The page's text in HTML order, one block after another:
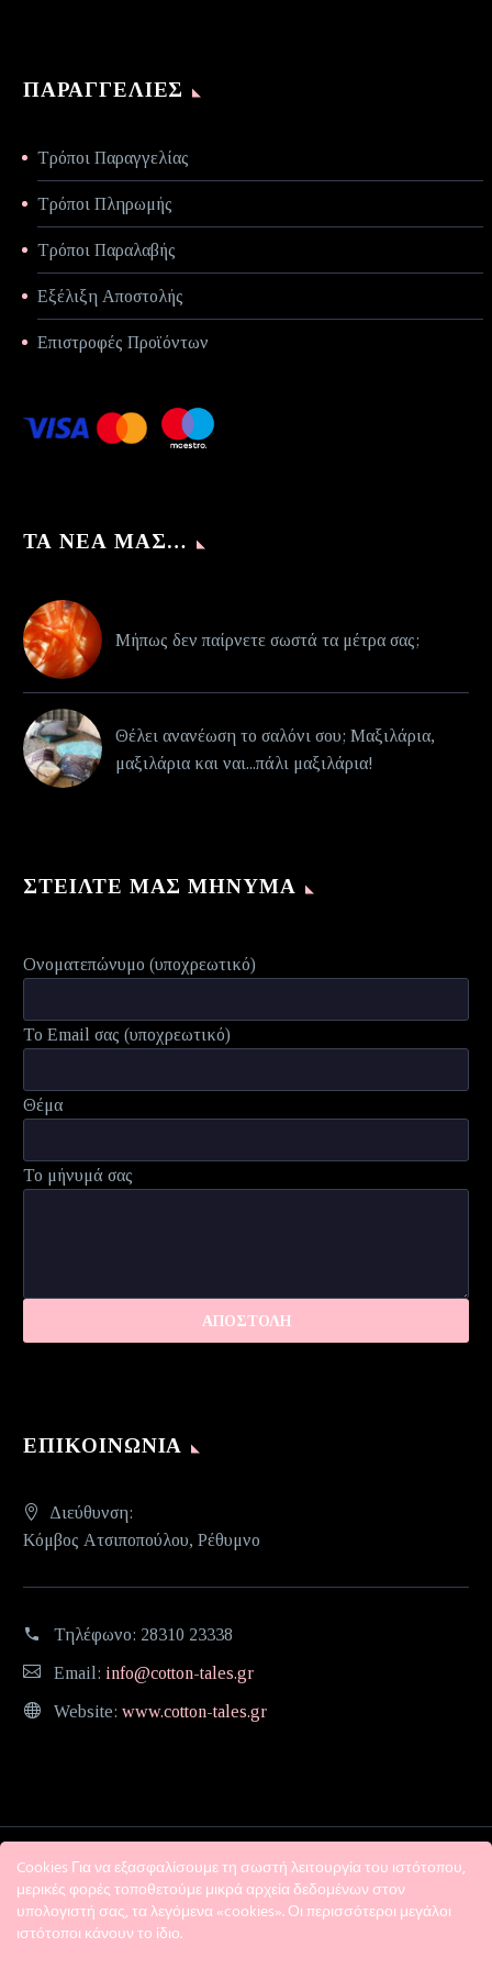
ΠΑΡΑΓΓΕΛΊΕΣ
Τρόποι Παραγγελίας
Τρόποι Πληρωμής
Τρόποι Παραλαβής
Εξέλιξη Αποστολής
Επιστροφές Προϊόντων
ΤΑ ΝΈΑ ΜΑΣ…
Μήπως δεν παίρνετε σωστά τα μέτρα σας;
Θέλει ανανέωση το σαλόνι σου; Μαξιλάρια,
μαξιλάρια και ναι...πάλι μαξιλάρια!
ΣΤΕΊΛΤΕ ΜΑΣ ΜΉΝΥΜΑ
Ονοματεπώνυμο (υποχρεωτικό)
Το Email σας (υποχρεωτικό)
Θέμα
Το μήνυμά σας
ΕΠΙΚΟΙΝΩΝΊΑ
Διεύθυνση:
Κόμβος Ατσιποπούλου, Ρέθυμνο
Τηλέφωνο: 28310 23338
Email: info@cotton-tales.gr
Website: www.cotton-tales.gr
Cookies Για να εξασφαλίσουμε τη σωστή λειτουργία του ιστότοπου,
μερικές φορές τοποθετούμε μικρά αρχεία δεδομένων στον
υπολογιστή σας, τα λεγόμενα «cookies». Οι περισσότεροι μεγάλοι
ιστότοποι κάνουν το ίδιο.